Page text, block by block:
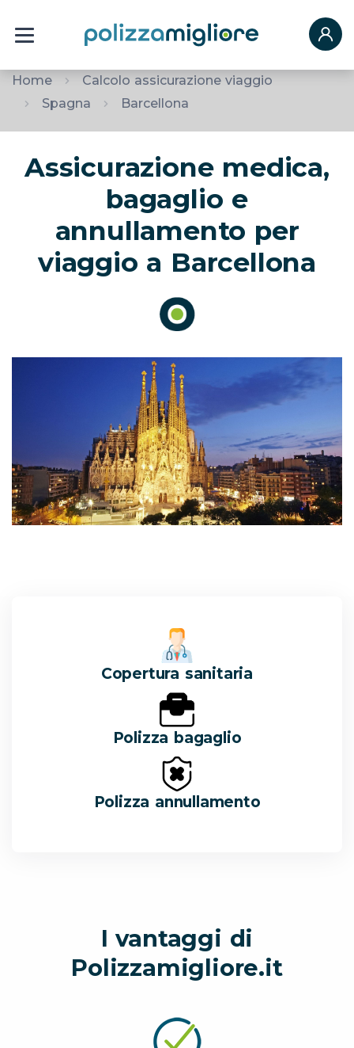
Home
Calcolo assicurazione viaggio
Spagna
Barcellona
Assicurazione medica,
bagaglio e
annullamento per
viaggio a Barcellona
Copertura sanitaria
Polizza bagaglio
Polizza annullamento
I vantaggi di
Polizzamigliore.it